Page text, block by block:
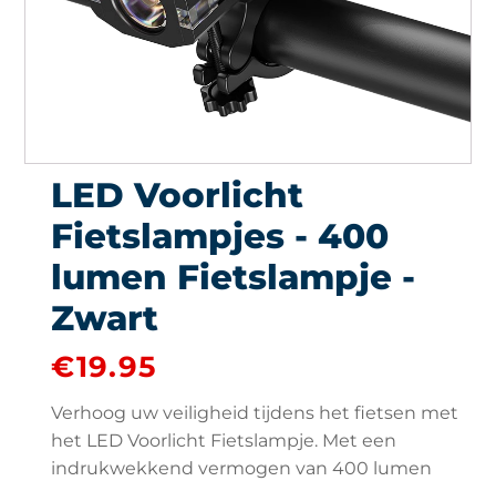
LED Voorlicht
Fietslampjes - 400
lumen Fietslampje -
Zwart
€19.95
Verhoog uw veiligheid tijdens het fietsen met
het LED Voorlicht Fietslampje. Met een
indrukwekkend vermogen van 400 lumen